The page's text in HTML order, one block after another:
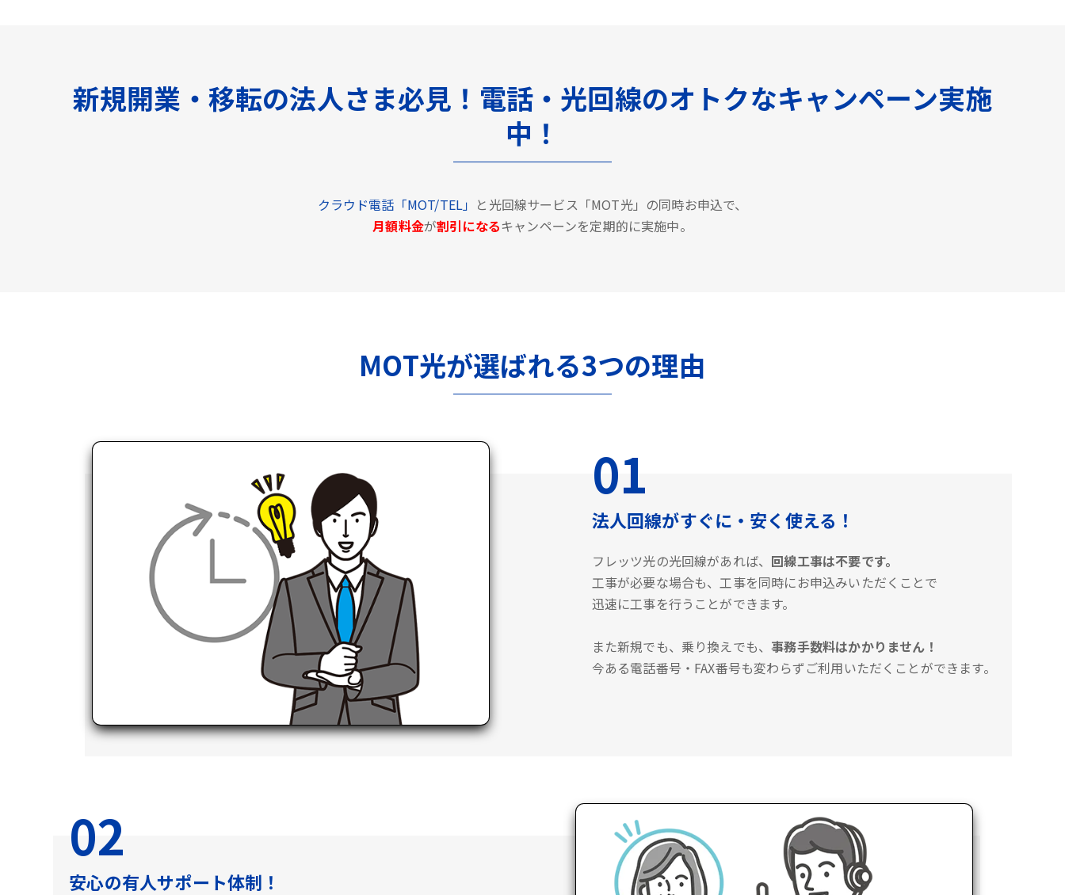
新規開業・移転の法人さま必見！電話・光回線のオトクなキャンペーン実施
中！
クラウド電話「MOT/TEL」 と光回線サービス「MOT光」の同時お申込で、
月額料金が割引になるキャンペーンを定期的に実施中。
MOT光が選ばれる3つの理由
01
法人回線がすぐに・安く使える！
フレッツ光の光回線があれば、 回線工事は不要です。
工事が必要な場合も、工事を同時にお申込みいただくことで
迅速に工事を行うことができます。
また新規でも、乗り換えでも、事務手数料はかかりません！
今ある電話番号・FAX番号も変わらずご利用いただくことができます。
02
安心の有人サポート体制！